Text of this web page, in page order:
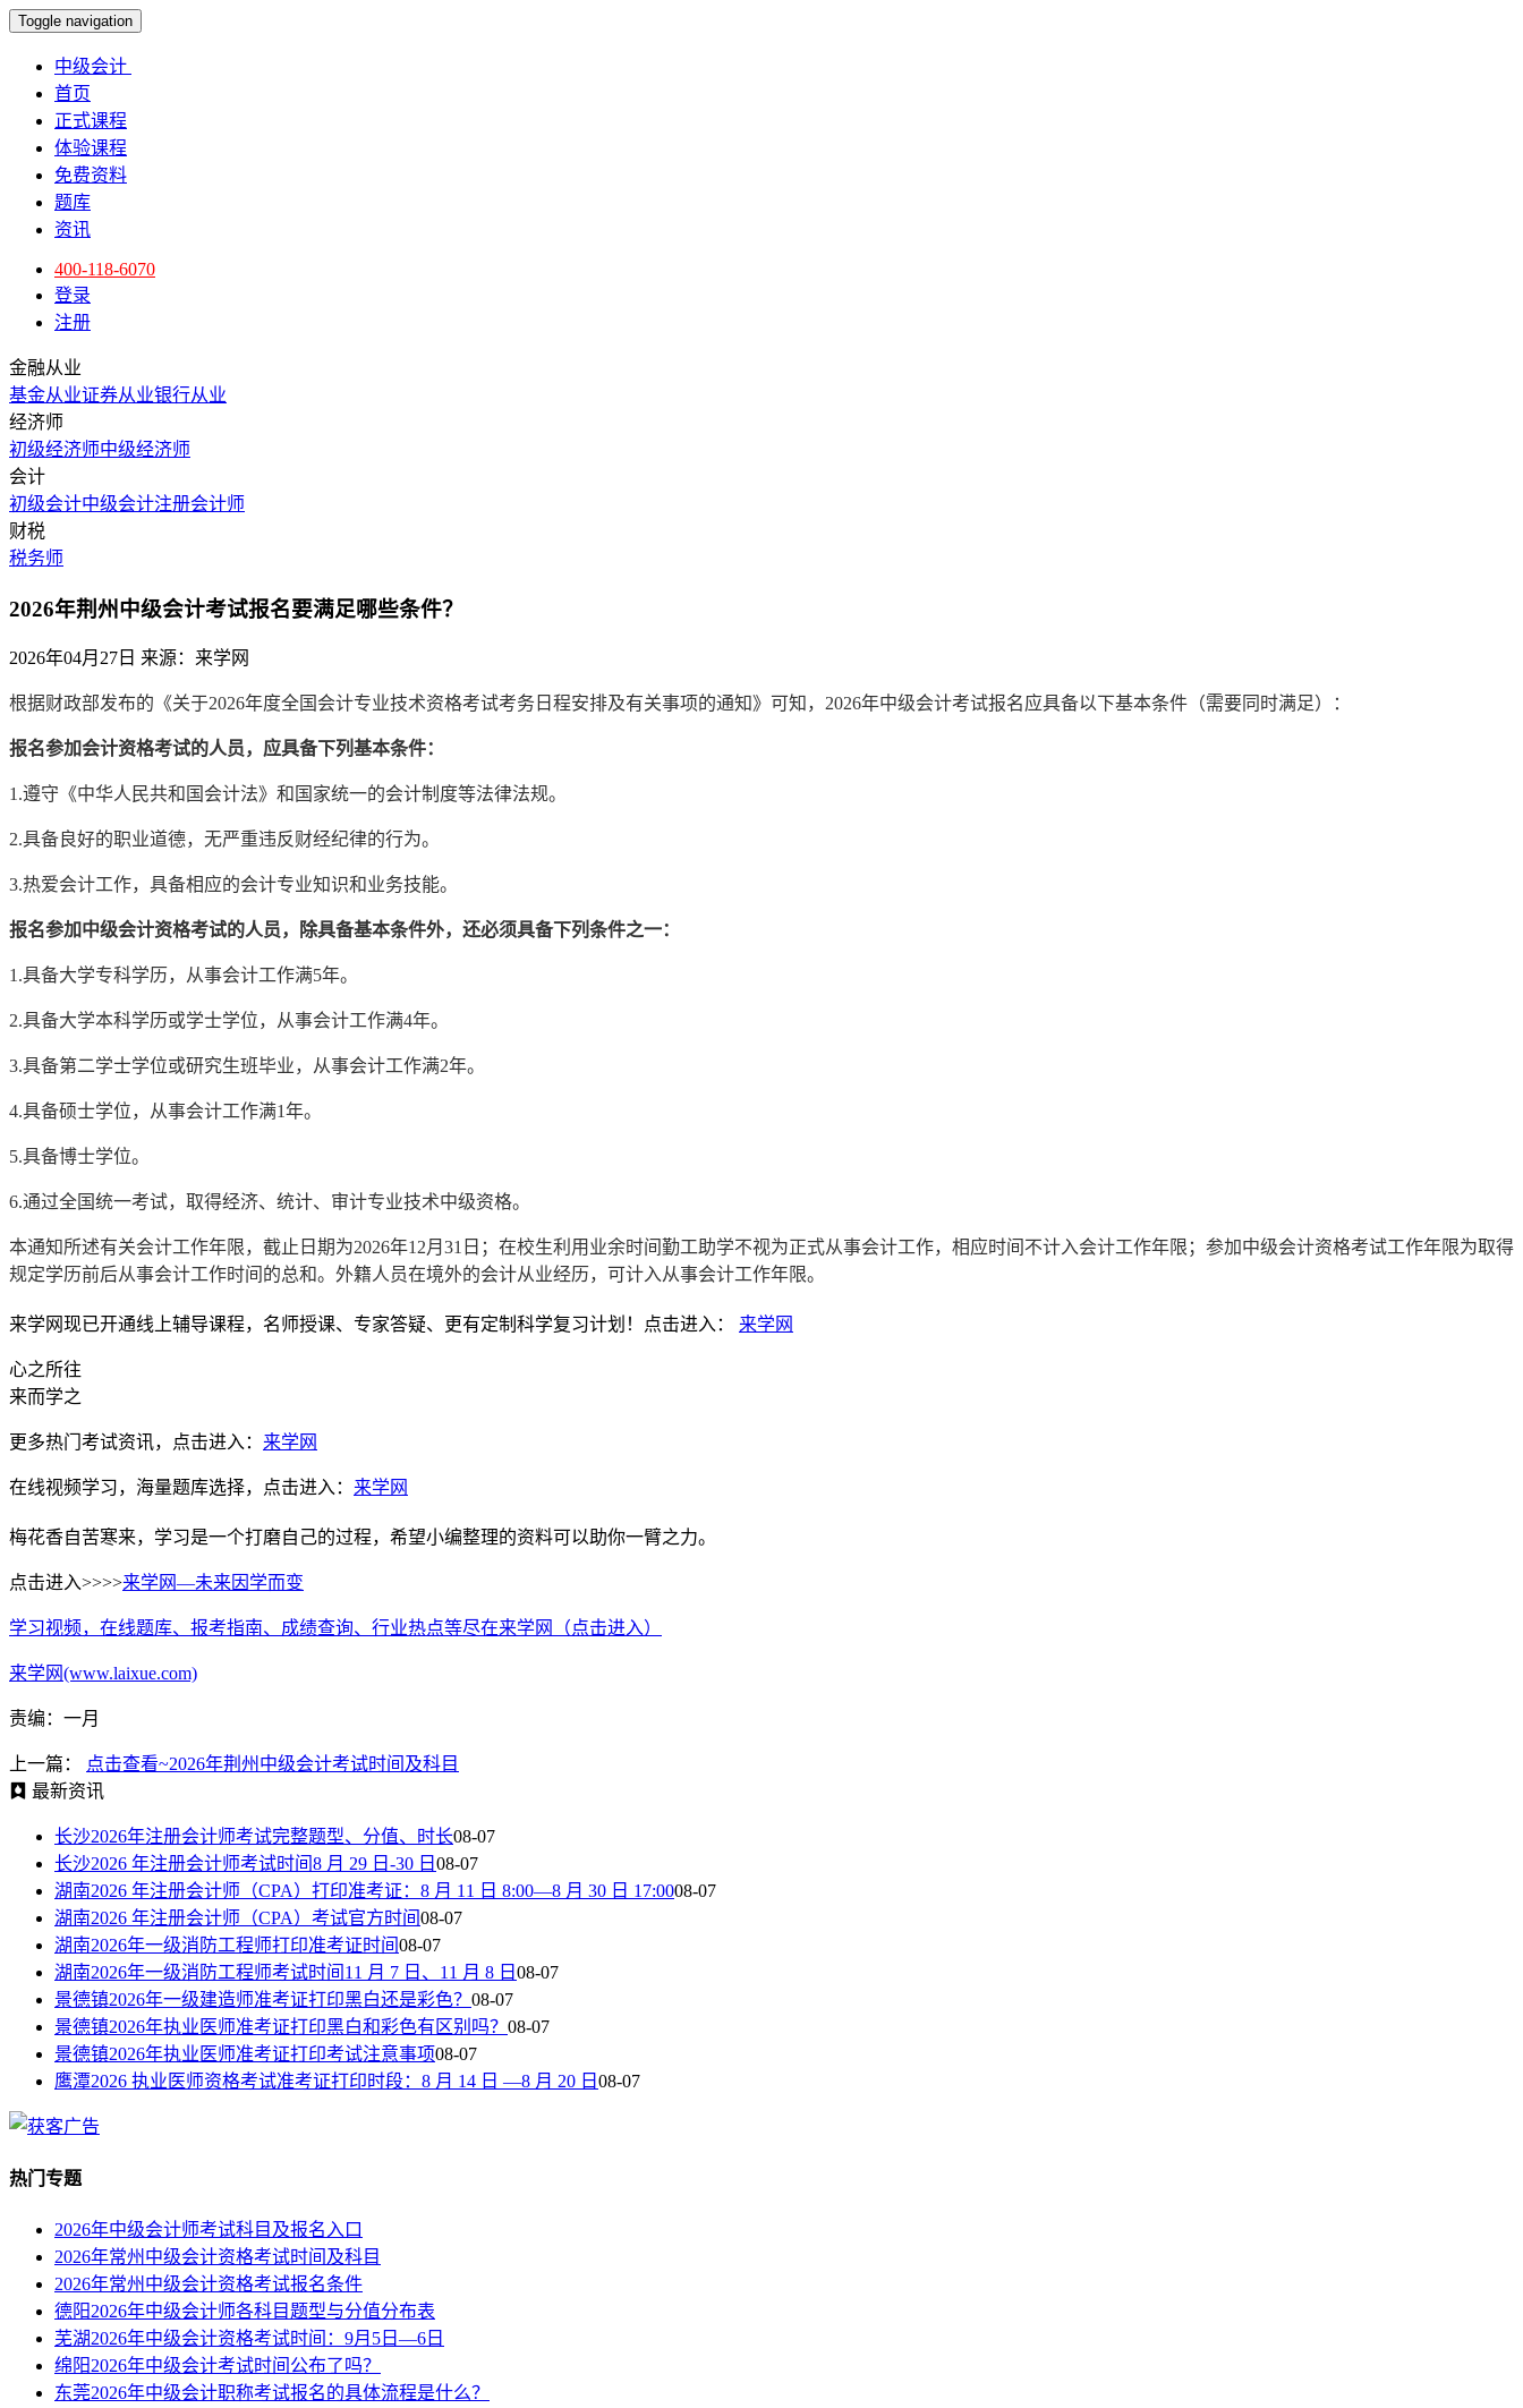
Toggle navigation
中级会计
首页
正式课程
体验课程
免费资料
题库
资讯
400-118-6070
登录
注册
金融从业
基金从业证券从业银行从业
经济师
初级经济师中级经济师
会计
初级会计中级会计注册会计师
财税
税务师
2026年荆州中级会计考试报名要满足哪些条件？
2026年04月27日 来源：来学网
根据财政部发布的《关于2026年度全国会计专业技术资格考试考务日程安排及有关事项的通知》可知，2026年中级会计考试报名应具备以下基本条件（需要同时满足）：
报名参加会计资格考试的人员，应具备下列基本条件：
1.遵守《中华人民共和国会计法》和国家统一的会计制度等法律法规。
2.具备良好的职业道德，无严重违反财经纪律的行为。
3.热爱会计工作，具备相应的会计专业知识和业务技能。
报名参加中级会计资格考试的人员，除具备基本条件外，还必须具备下列条件之一：
1.具备大学专科学历，从事会计工作满5年。
2.具备大学本科学历或学士学位，从事会计工作满4年。
3.具备第二学士学位或研究生班毕业，从事会计工作满2年。
4.具备硕士学位，从事会计工作满1年。
5.具备博士学位。
6.通过全国统一考试，取得经济、统计、审计专业技术中级资格。
本通知所述有关会计工作年限，截止日期为2026年12月31日；在校生利用业余时间勤工助学不视为正式从事会计工作，相应时间不计入会计工作年限；参加中级会计资格考试工作年限为取得
规定学历前后从事会计工作时间的总和。外籍人员在境外的会计从业经历，可计入从事会计工作年限。
来学网现已开通线上辅导课程，名师授课、专家答疑、更有定制科学复习计划！点击进入： 来学网
心之所往
来而学之
更多热门考试资讯，点击进入： 来学网
在线视频学习，海量题库选择，点击进入： 来学网
梅花香自苦寒来，学习是一个打磨自己的过程，希望小编整理的资料可以助你一臂之力。
点击进入>>>>来学网—未来因学而变
学习视频，在线题库、报考指南、成绩查询、行业热点等尽在来学网（点击进入）
来学网(www.laixue.com)
责编：一月
上一篇：
点击查看~2026年荆州中级会计考试时间及科目
最新资讯
长沙2026年注册会计师考试完整题型、分值、时长08-07
长沙2026 年注册会计师考试时间8 月 29 日-30 日 08-07
湖南2026 年注册会计师（CPA）打印准考证：8 月 11 日 8:00—8 月 30 日 17:0008-07
湖南2026 年注册会计师（CPA）考试官方时间08-07
湖南2026年一级消防工程师打印准考证时间08-07
湖南2026年一级消防工程师考试时间11 月 7 日、11 月 8 日 08-07
景德镇2026年一级建造师准考证打印黑白还是彩色？ 08-07
景德镇2026年执业医师准考证打印黑白和彩色有区别吗？ 08-07
景德镇2026年执业医师准考证打印考试注意事项08-07
鹰潭2026 执业医师资格考试准考证打印时段：8 月 14 日 —8 月 20 日 08-07
热门专题
2026年中级会计师考试科目及报名入口
2026年常州中级会计资格考试时间及科目
2026年常州中级会计资格考试报名条件
德阳2026年中级会计师各科目题型与分值分布表
芜湖2026年中级会计资格考试时间：9月5日—6日
绵阳2026年中级会计考试时间公布了吗？
东莞2026年中级会计职称考试报名的具体流程是什么？